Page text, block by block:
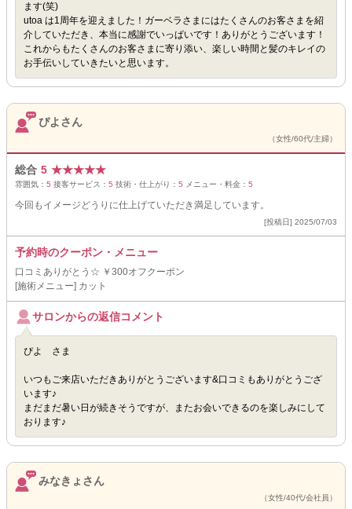
ます(笑)
utoa は1周年を迎えました！ガーベラさまにはたくさんのお客さまを紹
介していただき、本当に感謝でいっぱいです！ありがとうございます！
これからもたくさんのお客さまに寄り添い、楽しい時間と髪のキレイの
お手伝いしていきたいと思います。
ぴよさん
（女性/60代/主婦）
総合 5 ★★★★★
雰囲気： 5 接客サービス： 5 技術・仕上がり： 5 メニュー・料金： 5
今回もイメージどうりに仕上げていただき満足しています。
[投稿日] 2025/07/03
予約時のクーポン・メニュー
口コミありがとう☆ ￥300オフクーポン
[施術メニュー] カット
サロンからの返信コメント
ぴよ さま
いつもご来店いただきありがとうございます&口コミもありがとうござ
います♪
まだまだ暑い日が続きそうですが、またお会いできるのを楽しみにして
おります♪
みなきょさん
（女性/40代/会社員）